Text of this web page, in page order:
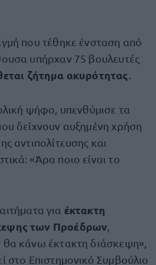
που τέθηκε ένσταση από
υπήρχαν 75 βουλευτές
ζήτημα ακυρότητας
ψήφο, υπενθύμισε τα
δείχνουν αυξημένη χρήση
αντιπολίτευσης και
«Άρα ποιο είναι το
για έκτακτη
των Προέδρων
θα κάνω έκτακτη διάσκεψη»,
στο Επιστημονικό Συμβούλιο